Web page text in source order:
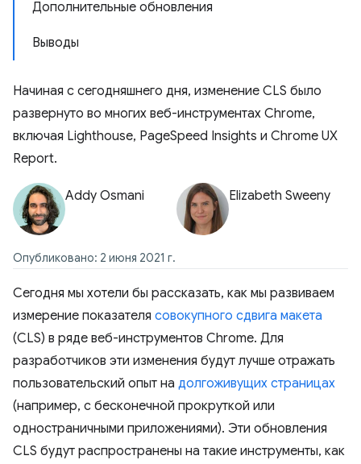
Дополнительные обновления
Выводы
Начиная с сегодняшнего дня, изменение CLS было
развернуто во многих веб-инструментах Chrome,
включая Lighthouse, PageSpeed ​​Insights и Chrome UX
Report.
Addy Osmani Elizabeth Sweeny
Опубликовано: 2 июня 2021 г.
Сегодня мы хотели бы рассказать, как мы развиваем
измерение показателя совокупного сдвига макета
(CLS) в ряде веб-инструментов Chrome. Для
разработчиков эти изменения будут лучше отражать
пользовательский опыт на долгоживущих страницах
(например, с бесконечной прокруткой или
одностраничными приложениями). Эти обновления
CLS будут распространены на такие инструменты, как